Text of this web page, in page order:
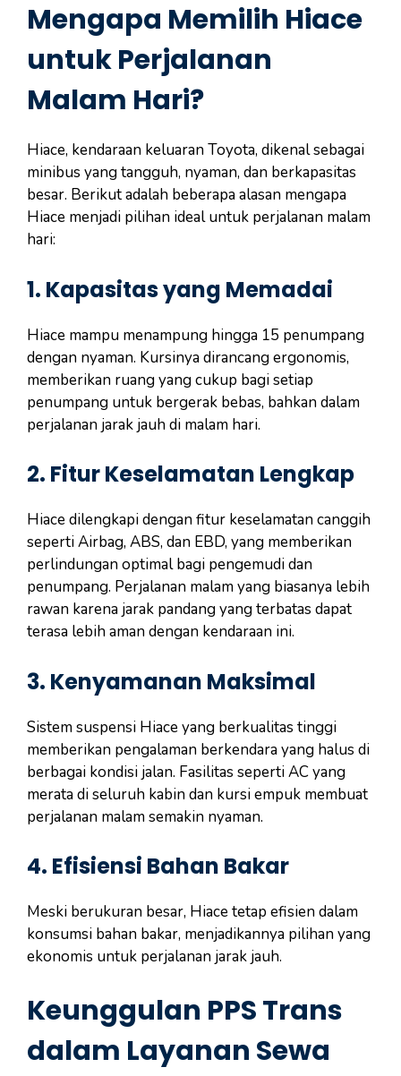
Mengapa Memilih Hiace
untuk Perjalanan
Malam Hari?
Hiace, kendaraan keluaran Toyota, dikenal sebagai
minibus yang tangguh, nyaman, dan berkapasitas
besar. Berikut adalah beberapa alasan mengapa
Hiace menjadi pilihan ideal untuk perjalanan malam
hari:
1. Kapasitas yang Memadai
Hiace mampu menampung hingga 15 penumpang
dengan nyaman. Kursinya dirancang ergonomis,
memberikan ruang yang cukup bagi setiap
penumpang untuk bergerak bebas, bahkan dalam
perjalanan jarak jauh di malam hari.
2. Fitur Keselamatan Lengkap
Hiace dilengkapi dengan fitur keselamatan canggih
seperti Airbag, ABS, dan EBD, yang memberikan
perlindungan optimal bagi pengemudi dan
penumpang. Perjalanan malam yang biasanya lebih
rawan karena jarak pandang yang terbatas dapat
terasa lebih aman dengan kendaraan ini.
3. Kenyamanan Maksimal
Sistem suspensi Hiace yang berkualitas tinggi
memberikan pengalaman berkendara yang halus di
berbagai kondisi jalan. Fasilitas seperti AC yang
merata di seluruh kabin dan kursi empuk membuat
perjalanan malam semakin nyaman.
4. Efisiensi Bahan Bakar
Meski berukuran besar, Hiace tetap efisien dalam
konsumsi bahan bakar, menjadikannya pilihan yang
ekonomis untuk perjalanan jarak jauh.
Keunggulan PPS Trans
dalam Layanan Sewa